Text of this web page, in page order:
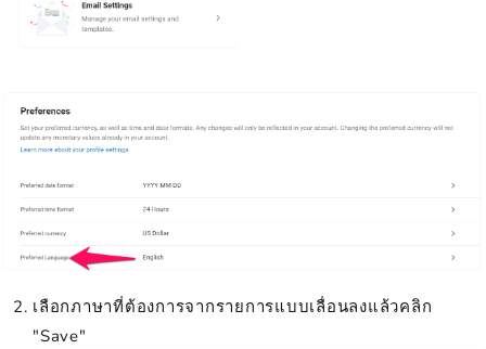
เลือกภาษาที่ต้องการจากรายการแบบเลื่อนลงแล้วคลิก
"Save"